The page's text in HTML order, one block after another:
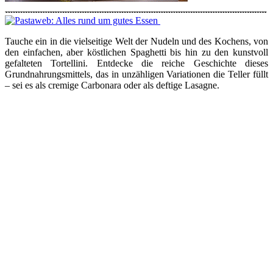
Tauche ein in die vielseitige Welt der Nudeln und des Kochens, von
den einfachen, aber köstlichen Spaghetti bis hin zu den kunstvoll
gefalteten Tortellini. Entdecke die reiche Geschichte dieses
Grundnahrungsmittels, das in unzähligen Variationen die Teller füllt
– sei es als cremige Carbonara oder als deftige Lasagne.